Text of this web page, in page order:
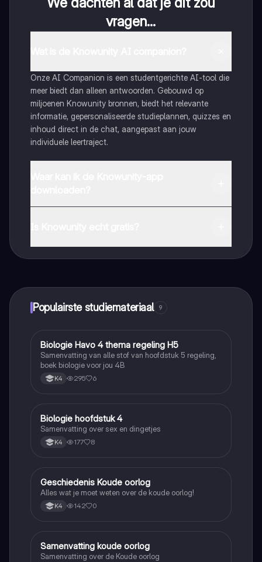
vragen...
Onze AI Companion is een studentgerichte AI-tool die
meer biedt dan alleen antwoorden. Gebouwd op
miljoenen Knowunity bronnen, biedt het relevante
informatie, gepersonaliseerde studieplannen, quizzes en
inhoud direct in de chat, aangepast aan jouw
individuele leertraject.
Populairste studiemateriaal 9
Biologie
Biologie Havo 4 thema regeling H5
Samenvatting van alle stof van hoofdstuk 5 regeling,
boek biologie voor jou 4B
K4 295 6
Biologie
Biologie hoofdstuk 4
Samenvatting over sex en dingetjes
K4 177 8
Geschiedenis
Geschiedenis Koude oorlog
Alles wat je moet weten over de koude oorlog!
K4 142 0
Geschiedenis
Samenvatting koude oorlog
Samenvatting over de Koude oorlog